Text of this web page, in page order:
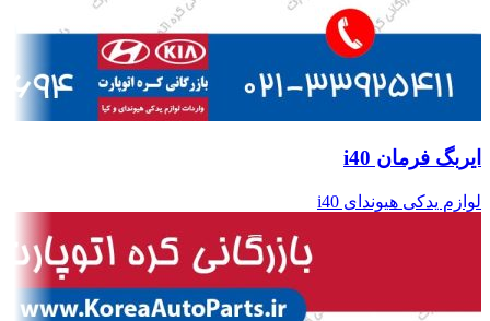
ایربگ فرمان i40
لوازم یدکی هیوندای i40